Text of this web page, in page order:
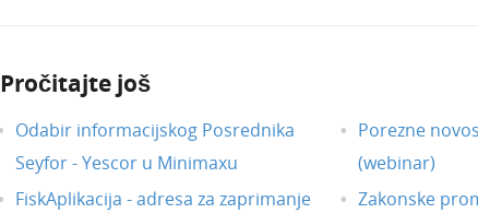
Pročitajte još
Odabir informacijskog Posrednika
Seyfor - Yescor u Minimaxu
FiskAplikacija - adresa za zaprimanje
Porezne
(webinar)
Zakonske